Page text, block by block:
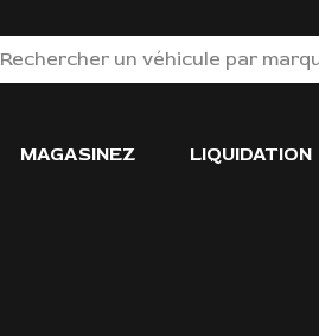
MAGASINEZ LIQUIDATION